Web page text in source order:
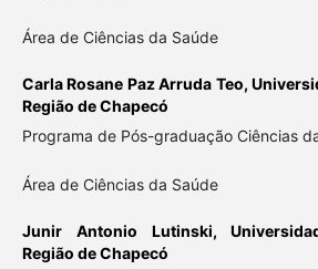
Área de Ciências da Saúde
Carla Rosane Paz Arruda Teo,
Região de Chapecó
Programa de Pós-graduação Ciências
Área de Ciências da Saúde
Junir Antonio Lutinski,
Região de Chapecó